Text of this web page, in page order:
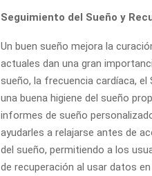
Seguimiento del Sueño y
Un buen sueño mejora la
actuales dan una gran
sueño, la frecuencia cardíaca,
una buena higiene del sueño
informes de sueño
ayudarles a relajarse antes de
del sueño, permitiendo a los
de recuperación al usar datos